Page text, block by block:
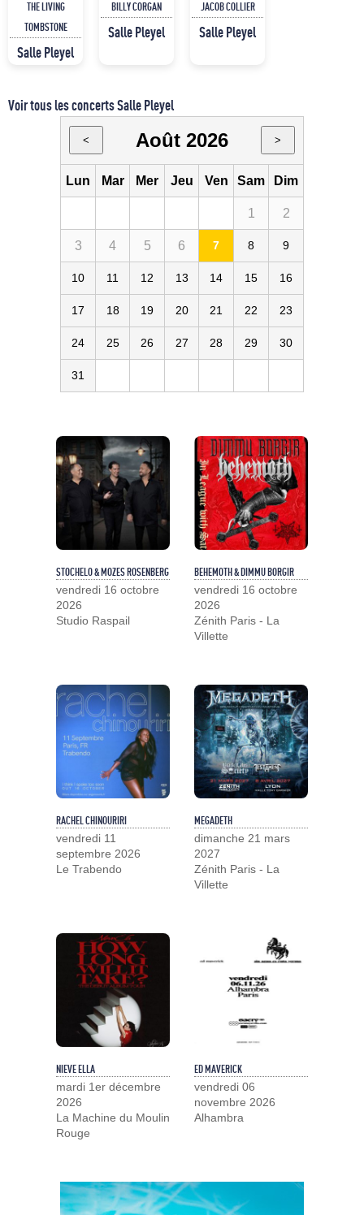
THE LIVING
TOMBSTONE
Salle Pleyel
BILLY CORGAN
Salle Pleyel
JACOB COLLIER
Salle Pleyel
Voir tous les concerts Salle Pleyel
< Août 2026 >
Lun Mar Mer Jeu Ven Sam Dim
1 2
3 4 5 6 7 8 9
10 11 12 13 14 15 16
17 18 19 20 21 22 23
24 25 26 27 28 29 30
31
STOCHELO & MOZES ROSENBERG
vendredi 16 octobre
2026
Studio Raspail
BEHEMOTH & DIMMU BORGIR
vendredi 16 octobre
2026
Zénith Paris - La
Villette
RACHEL CHINOURIRI
vendredi 11
septembre 2026
Le Trabendo
MEGADETH
dimanche 21 mars
2027
Zénith Paris - La
Villette
NIEVE ELLA
mardi 1er décembre
2026
La Machine du Moulin
Rouge
ED MAVERICK
vendredi 06
novembre 2026
Alhambra